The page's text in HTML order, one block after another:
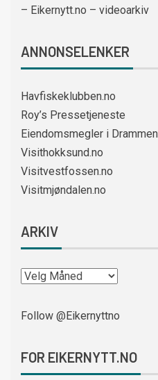
– Eikernytt.no – videoarkiv
ANNONSELENKER
Havfiskeklubben.no
Roy’s Pressetjeneste
Eiendomsmegler i Drammen
Visithokksund.no
Visitvestfossen.no
Visitmjøndalen.no
ARKIV
Follow @Eikernyttno
FOR EIKERNYTT.NO